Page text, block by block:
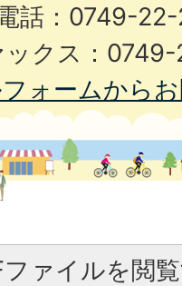
話：0749-
ックス：
ォームから
ファイルを閲